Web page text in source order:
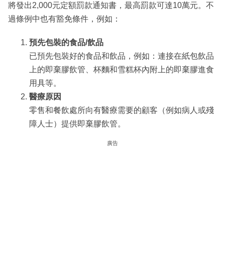
將發出2,000元定額罰款通知書，最高罰款可達10萬元。不
過條例中也有豁免條件，例如：
預先包裝的食品/飲品
已預先包裝好的食品和飲品，例如：連接在紙包飲品
上的即棄膠飲管、杯麵和雪糕杯內附上的即棄膠進食
用具等。
醫療原因
零售和餐飲處所向有醫療需要的顧客（例如病人或殘
障人士）提供即棄膠飲管。
廣告